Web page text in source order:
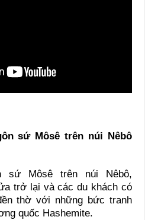
sứ Môsê trên núi Nêbô
sứ Môsê trên núi Nêbô,
trở lại và các du khách có
thờ với những bức tranh
quốc Hashemite.